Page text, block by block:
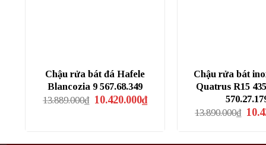
Chậu rửa bát đá Hafele
Blancozia 9 567.68.349
13.889.000₫ Giá
10.420.000₫Giá
hiện
Chậu rửa bát
Quatrus R15
13.890.000₫ Giá